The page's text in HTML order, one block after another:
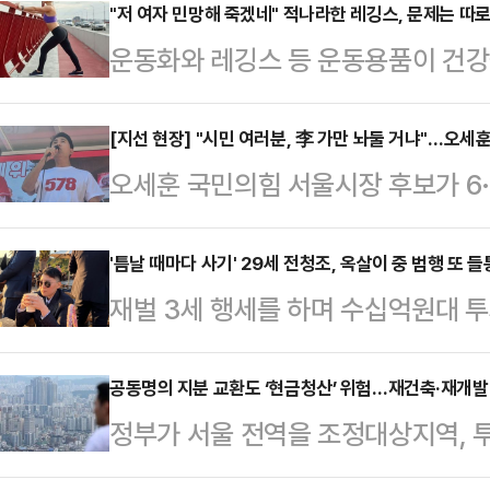
결집'에 방점을 찍은 가운데 박민식
합류했고, 한동훈 후보는 아내 진은
더불어민주당 후보의 공세를 정면
31일 오전 부산을 찾은 이 전 대통
함께 점심식사를 했다. 이 일정에는
다.박 후보…
"저 여자 민망해 죽겠네" 적나라한 레깅스, 문제는 따
운동화와 레깅스 등 운동용품이 건
다.16일 관련업계에 따르면 영국
전문가인 니콜 딘은 최근 데일리메
만 운동할 때 착용하는 옷과 신발이
어 "운동용품을 만들 때 흔히 사용
소재의 옷을 세탁하고 입을 때마다
말했다.입자가 매우 작은 미세플라
통해 여러 장기에 …
[지선 현장] "시민 여러분, 李 가만 놔둘 거냐"…오세
오세훈 국민의힘 서울시장 후보가
부 심판론을 부각하는 데 집중했다.
'허수아비'라고 규정했는데, 정 후
책'을 부각해야 한다고 판단한 것으
지막 주말인 31일 거리 민심을 잡
종로, 영등포, 서초 등 서울 전역을
전역을 과감하게 가로지르며 도심
모의 '…
'틈날 때마다 사기' 29세 전청조, 옥살이 중 범행 또 들
재벌 3세 행세를 하며 수십억원대
청조(29)가 과거 저질렀던 범행이
주지법 형사2단독 임진수 부장판
년 12월 19일 이전 범행에 대해 징
일 이후 범행에 대해 징역 10개월
공동명의 지분 교환도 ‘현금청산’ 위험…재건축·재개발
정부가 서울 전역을 조정대상지역,
정한 지 7개월이 지났지만 현장에